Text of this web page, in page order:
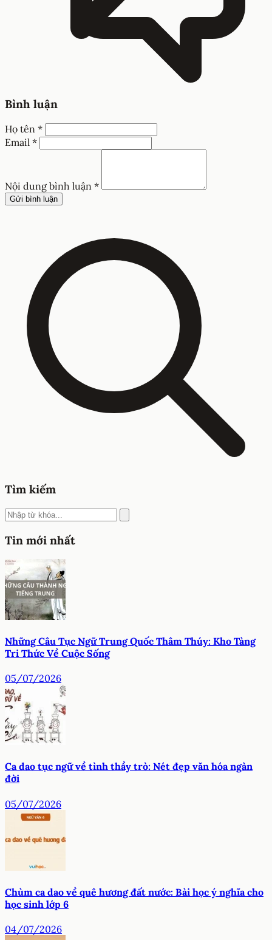
Bình luận
Họ tên *
Email *
Nội dung bình luận *
Gửi bình luận
Tìm kiếm
Tin mới nhất
Những Câu Tục Ngữ Trung Quốc Thâm Thúy: Kho Tàng
Tri Thức Về Cuộc Sống
05/07/2026
Ca dao tục ngữ về tình thầy trò: Nét đẹp văn hóa ngàn
đời
05/07/2026
Chùm ca dao về quê hương đất nước: Bài học ý nghĩa cho
học sinh lớp 6
04/07/2026